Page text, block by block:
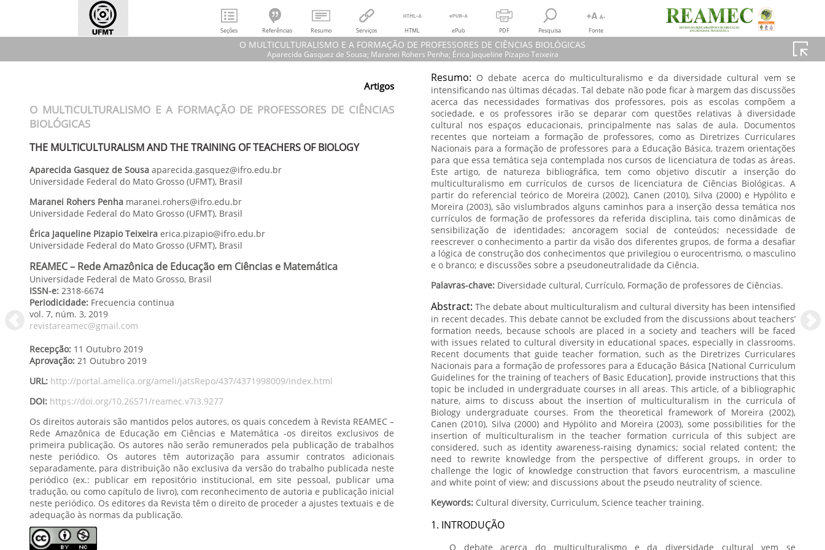
Seções Referências Resumo Serviços HTML ePub PDF Pesquisa Fonte
O MULTICULTURALISMO E A FORMAÇÃO DE PROFESSORES DE CIÊNCIAS BIOLÓGICAS
Aparecida Gasquez de Sousa; Maranei Rohers Penha; Érica Jaqueline Pizapio Teixeira
Aparecida Gasquez de Sousa; Maranei Rohers Penha; Érica Jaqueline Pizapio Teixeira
O MULTICULTURALISMO E A FORMAÇÃO DE PROFESSORES DE CIÊNCIAS BIOLÓGICAS
THE MULTICULTURALISM AND THE TRAINING OF TEACHERS OF BIOLOGY
REAMEC – Rede Amazônica de Educação em Ciências e Matemática, vol.7, núm. 3, 2019
Universidade Federal de Mato Grosso
Artigos
O MULTICULTURALISMO E A FORMAÇÃO DE PROFESSORES DE CIÊNCIAS
BIOLÓGICAS
THE MULTICULTURALISM AND THE TRAINING OF TEACHERS OF BIOLOGY
Aparecida Gasquez de Sousa aparecida.gasquez@ifro.edu.br
Universidade Federal do Mato Grosso (UFMT), Brasil
Maranei Rohers Penha maranei.rohers@ifro.edu.br
Universidade Federal do Mato Grosso (UFMT), Brasil
Érica Jaqueline Pizapio Teixeira erica.pizapio@ifro.edu.br
Universidade Federal do Mato Grosso (UFMT), Brasil
REAMEC – Rede Amazônica de Educação em Ciências e Matemática
Universidade Federal de Mato Grosso, Brasil
ISSN-e: 2318-6674
Periodicidade: Frecuencia continua
vol. 7
, núm. 3, 2019
revistareamec@gmail.com
Recepção:
11 Outubro 2019
Aprovação:
21 Outubro 2019
URL: http://portal.amelica.org/ameli/jatsRepo/437/4371998009/index.html
DOI: https://doi.org/10.26571/reamec.v7i3.9277
Os direitos autorais são mantidos pelos autores, os quais concedem à Revista REAMEC –
Rede Amazônica de Educação em Ciências e Matemática -os direitos exclusivos de
primeira publicação. Os autores não serão remunerados pela publicação de trabalhos
neste periódico. Os autores têm autorização para assumir contratos adicionais
separadamente, para distribuição não exclusiva da versão do trabalho publicada neste
periódico (ex.: publicar em repositório institucional, em site pessoal, publicar uma
tradução, ou como capítulo de livro), com reconhecimento de autoria e publicação inicial
neste periódico. Os editores da Revista têm o direito de proceder a ajustes textuais e de
adequação às normas da publicação.
Resumo: O debate acerca do multiculturalismo e da diversidade cultural vem se
intensificando nas últimas décadas. Tal debate não pode ficar à margem das discussões
acerca das necessidades formativas dos professores, pois as escolas compõem a
sociedade, e os professores irão se deparar com questões relativas à diversidade
cultural nos espaços educacionais, principalmente nas salas de aula. Documentos
recentes que norteiam a formação de professores, como as Diretrizes Curriculares
Nacionais para a formação de professores para a Educação Básica, trazem orientações
para que essa temática seja contemplada nos cursos de licenciatura de todas as áreas.
Este artigo, de natureza bibliográfica, tem como objetivo discutir a inserção do
multiculturalismo em currículos de cursos de licenciatura de Ciências Biológicas. A
partir do referencial teórico de Moreira (2002), Canen (2010), Silva (2000) e Hypólito e
Moreira (2003), são vislumbrados alguns caminhos para a inserção dessa temática nos
currículos de formação de professores da referida disciplina, tais como dinâmicas de
sensibilização de identidades; ancoragem social de conteúdos; necessidade de
reescrever o conhecimento a partir da visão dos diferentes grupos, de forma a desafiar
a lógica de construção dos conhecimentos que privilegiou o eurocentrismo, o masculino
e o branco; e discussões sobre a pseudoneutralidade da Ciência.
Palavras-chave:
Diversidade cultural, Currículo, Formação de professores de Ciências.
Abstract: The debate about multiculturalism and cultural diversity has been intensified
in recent decades. This debate cannot be excluded from the discussions about teachers’
formation needs, because schools are placed in a society and teachers will be faced
with issues related to cultural diversity in educational spaces, especially in classrooms.
Recent documents that guide teacher formation, such as the Diretrizes Curriculares
Nacionais para a formação de professores para a Educação Básica [National Curriculum
Guidelines for the training of teachers of Basic Education], provide instructions that this
topic be included in undergraduate courses in all areas. This article, of a bibliographic
nature, aims to discuss about the insertion of multiculturalism in the curricula of
Biology undergraduate courses. From the theoretical framework of Moreira (2002),
Canen (2010), Silva (2000) and Hypólito and Moreira (2003), some possibilities for the
insertion of multiculturalism in the teacher formation curricula of this subject are
considered, such as identity awareness-raising dynamics; social related content; the
need to rewrite knowledge from the perspective of different groups, in order to
challenge the logic of knowledge construction that favors eurocentrism, a masculine
and white point of view; and discussions about the pseudo neutrality of science.
Keywords:
Cultural diversity, Curriculum, Science teacher training.
1. INTRODUÇÃO
O debate acerca do multiculturalismo e da diversidade cultural vem se